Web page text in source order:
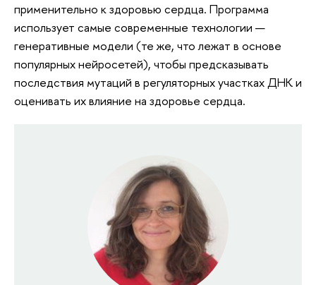
применительно к здоровью сердца. Программа
использует самые современные технологии —
генеративные модели (те же, что лежат в основе
популярных нейросетей), чтобы предсказывать
последствия мутаций в регуляторных участках ДНК и
оценивать их влияние на здоровье сердца.